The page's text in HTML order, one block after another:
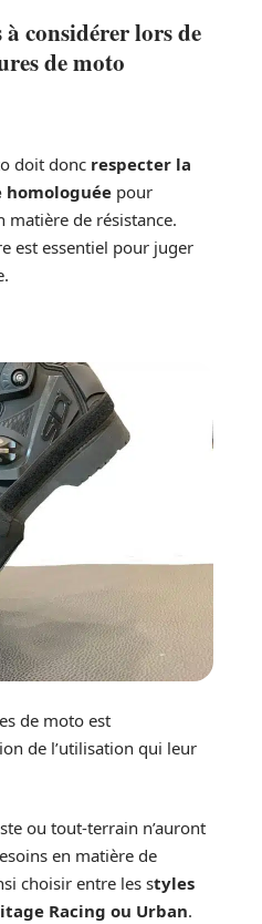
considérer lors de
de moto
doit donc respecter la
pour
matière de résistance.
est essentiel pour juger
de moto est
de l’utilisation qui leur
ou tout-terrain n’auront
en matière de
choisir entre les styles
Racing ou Urban.